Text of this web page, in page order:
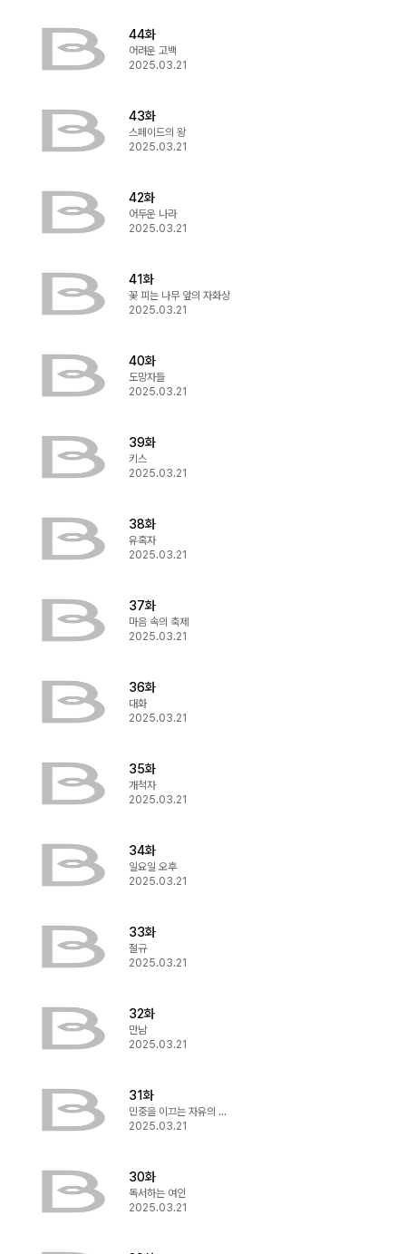
44화
어려운 고백
2025.03.21
43화
스페이드의 왕
2025.03.21
42화
어두운 나라
2025.03.21
41화
꽃 피는 나무 앞의 자화상
2025.03.21
40화
도망자들
2025.03.21
39화
키스
2025.03.21
38화
유혹자
2025.03.21
37화
마음 속의 축제
2025.03.21
36화
대화
2025.03.21
35화
개척자
2025.03.21
34화
일요일 오후
2025.03.21
33화
절규
2025.03.21
32화
만남
2025.03.21
31화
민중을 이끄는 자유의 여신
2025.03.21
30화
독서하는 여인
2025.03.21